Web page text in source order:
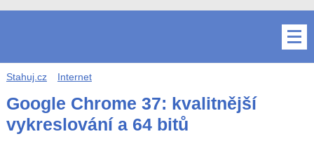
Stahuj.cz Internet
Google Chrome 37: kvalitnější
vykreslování a 64 bitů